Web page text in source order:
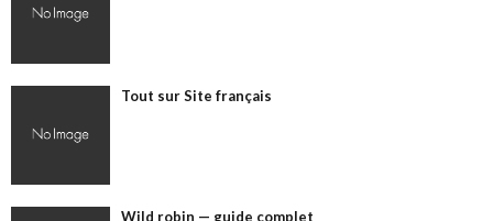
Tout sur Site français
Wild robin — guide complet